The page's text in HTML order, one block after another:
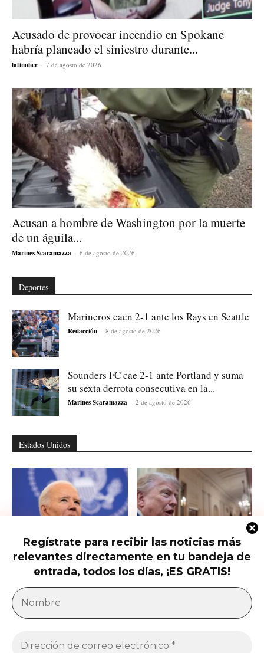
Regístrate para recibir las noticias más
relevantes directamente en tu bandeja de
entrada, todos los días, ¡ES GRATIS!
Acusado de provocar incendio en Spokane
habría planeado el siniestro durante...
latinoher - 7 de agosto de 2026
Acusan a hombre de Washington por la muerte
de un águila...
Marines Scaramazza - 6 de agosto de 2026
Deportes
Marineros caen 2-1 ante los Rays en Seattle
Redacción - 8 de agosto de 2026
Sounders FC cae 2-1 ante Portland y suma
su sexta derrota consecutiva en la...
Marines Scaramazza - 2 de agosto de 2026
Estados Unidos
Hunter Biden habla del cáncer de
su padre que avanzó hasta...
Qué saber del nuevo intento de
Trump de limitar la ciudadanía...
América Latina
demócratas de impulsar una campaña contra...